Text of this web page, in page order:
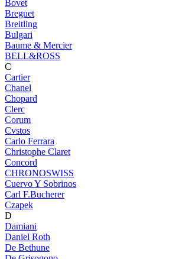
Bovet
Breguet
Breitling
Bulgari
Baume & Mercier
BELL&ROSS
C
Cartier
Chanel
Chopard
Clerc
Corum
Cvstos
Carlo Ferrara
Christophe Claret
Concord
CHRONOSWISS
Cuervo Y Sobrinos
Carl F.Bucherer
Czapek
D
Damiani
Daniel Roth
De Bethune